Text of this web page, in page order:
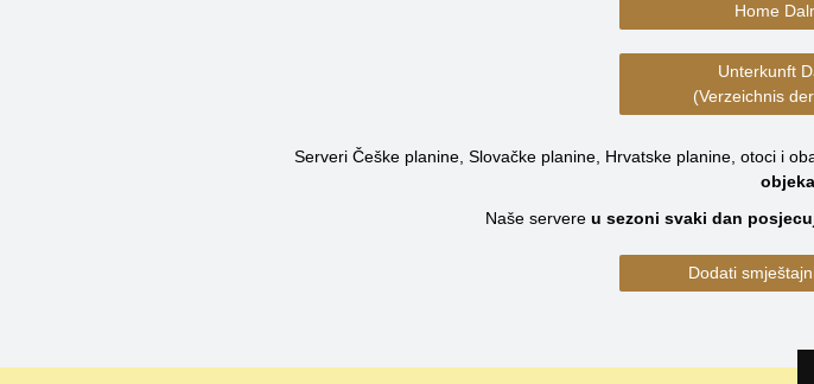
Home
Unterkunft
(Verzeichnis
Serveri Češke planine, Slovačke planine, Hrvatske planine, otoci i
Naše servere u sezoni svaki dan
Dodati